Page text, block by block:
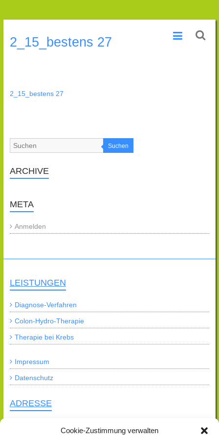
Cookie-Zustimmung verwalten
wechseln
Praxis
für
Natascha
2_15_bestens 27
2_15_bestens 27
Suchen
ARCHIVE
META
Anmelden
LEISTUNGEN
Diagnose-Verfahren
Colon-Hydro-Therapie
Therapie bei Krebs
Impressum
Datenschutz
ADRESSE
Heilpraktikerin Natascha Engers